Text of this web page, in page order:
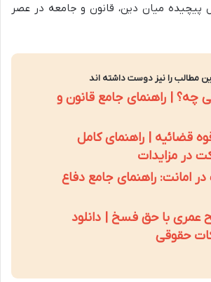
پیچیده میان دین، قانون و جامعه در عصر
مطالب را نیز دوست داشته اند
| راهنمای جامع قانون و
قضائیه | راهنمای کامل
در مزایدات
در امانت: راهنمای جامع دفاع
عمری با حق فسخ | دانلود
حقوقی